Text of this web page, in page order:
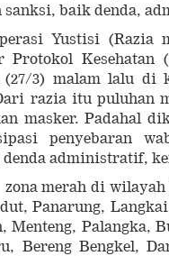
sanksi, baik denda,
Yustisi (Razia
Protokol
(27/3) malam lalu
razia itu puluhan
masker. Padahal
penyebaran
administratif,
merah di wilayah
Panarung,
Menteng, Palangka,
Bereng Bengkel,